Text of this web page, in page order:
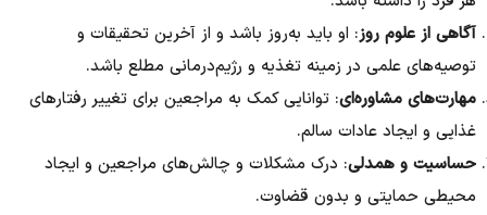
آگاهی از علوم روز: او باید به‌روز باشد و از آخرین تحقیقات و
توصیه‌های علمی در زمینه تغذیه و رژیم‌درمانی مطلع باشد.
مهارت‌های مشاوره‌ای: توانایی کمک به مراجعین برای تغییر رفتارهای
غذایی و ایجاد عادات سالم.
حساسیت و همدلی: درک مشکلات و چالش‌های مراجعین و ایجاد
محیطی حمایتی و بدون قضاوت.